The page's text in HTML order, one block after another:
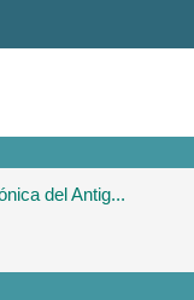
del Antig...